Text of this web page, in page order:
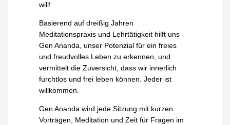
will!
Basierend auf dreißig Jahren
Meditationspraxis und Lehrtätigkeit hilft uns
Gen Ananda, unser Potenzial für ein freies
und freudvolles Leben zu erkennen, und
vermittelt die Zuversicht, dass wir innerlich
furchtlos und frei leben können. Jeder ist
willkommen.
Gen Ananda wird jede Sitzung mit kurzen
Vorträgen, Meditation und Zeit für Fragen im